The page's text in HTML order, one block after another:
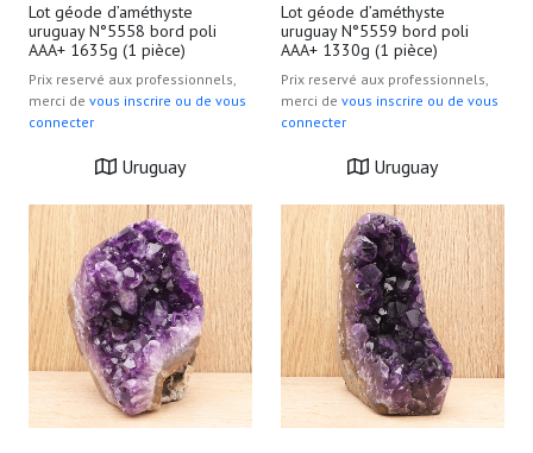
Lot géode d’améthyste
uruguay N°5558 bord poli
AAA+ 1635g (1 pièce)
Prix reservé aux professionnels,
merci de vous inscrire ou de vous
connecter
Uruguay
Lot géode d’améthyste
uruguay N°5559 bord poli
AAA+ 1330g (1 pièce)
Prix reservé aux professionnels,
merci de vous inscrire ou de vous
connecter
Uruguay